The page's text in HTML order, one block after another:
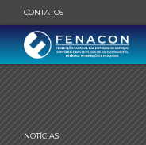
CONTATOS
NOTÍCIAS